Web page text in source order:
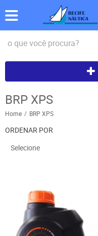
BRP XPS
Home BRP XPS
ORDENAR POR
Selecione